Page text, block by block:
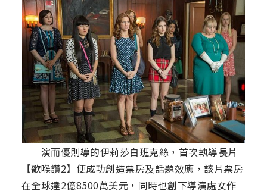
演而優則導的伊莉莎白班克絲，首次執導長片
【歌喉讚2】便成功創造票房及話題效應，該片票房
在全球達2億8500萬美元，同時也創下導演處女作